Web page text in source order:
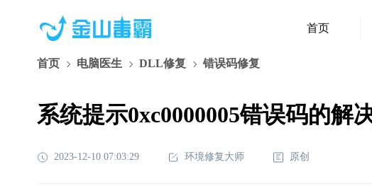
首页
首页 电脑医生 DLL修复 错误码修复
系统提示0xc0000005错误码的解
2023-12-10 07:03:29 环境修复大师 原创